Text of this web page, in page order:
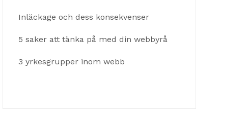
Inläckage och dess konsekvenser
5 saker att tänka på med din webbyrå
3 yrkesgrupper inom webb